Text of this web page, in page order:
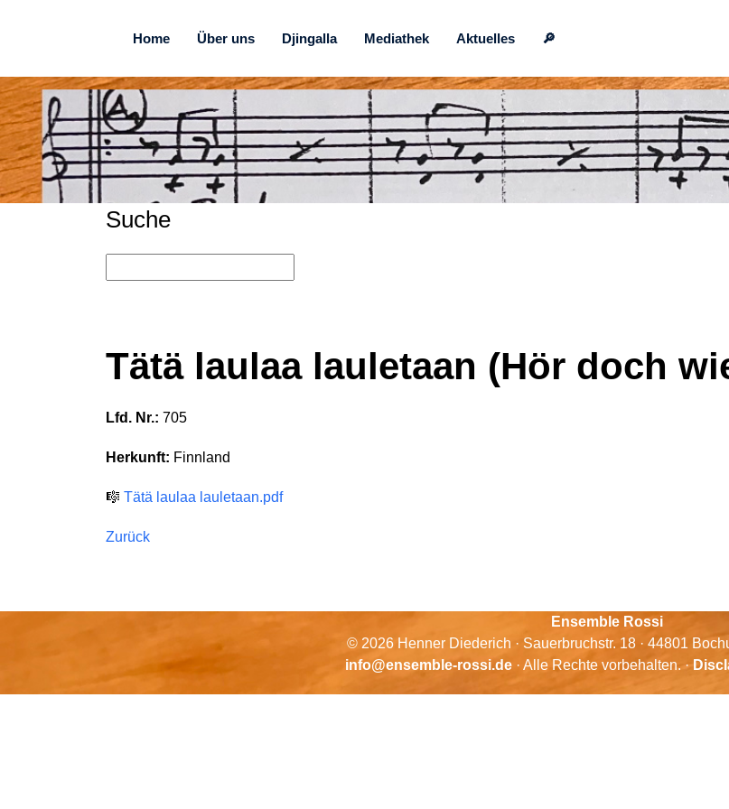
Home Über uns Djingalla Mediathek Aktuelles 🔎
Suche
Tätä laulaa lauletaan (Hör doch
Lfd. Nr.: 705
Herkunft: Finnland
🎼 Tätä laulaa lauletaan.pdf
Zurück
Ensemble Rossi
© 2026 Henner Diederich · Sauerbruchstr. 18 · 44801
info@ensemble-rossi.de· Alle Rechte vorbehalten. ·